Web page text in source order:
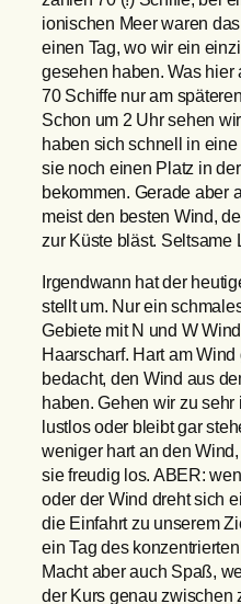
ionischen Meer waren
einen Tag, wo wir ein
gesehen haben. Was hier
70 Schiffe nur am
Schon um 2 Uhr sehen
haben sich schnell in
sie noch einen Platz in
bekommen. Gerade aber
meist den besten Wind,
zur Küste bläst. Seltsame
Irgendwann hat der
stellt um. Nur ein
Gebiete mit N und W
Haarscharf. Hart am
bedacht, den Wind aus
haben. Gehen wir zu
lustlos oder bleibt gar
weniger hart an den
sie freudig los. ABER:
oder der Wind dreht sich
die Einfahrt zu unserem
ein Tag des
Macht aber auch Spaß,
der Kurs genau zwischen